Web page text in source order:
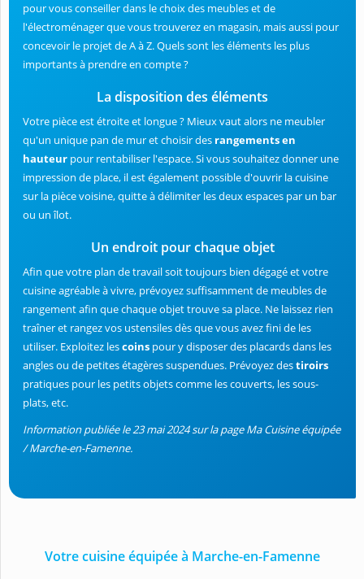
pour vous conseiller dans le choix des meubles et de
l'électroménager que vous trouverez en magasin, mais aussi pour
concevoir le projet de A à Z. Quels sont les éléments les plus
importants à prendre en compte ?
La disposition des éléments
Votre pièce est étroite et longue ? Mieux vaut alors ne meubler
qu'un unique pan de mur et choisir des rangements en
hauteur pour rentabiliser l'espace. Si vous souhaitez donner une
impression de place, il est également possible d'ouvrir la cuisine
sur la pièce voisine, quitte à délimiter les deux espaces par un bar
ou un îlot.
Un endroit pour chaque objet
Afin que votre plan de travail soit toujours bien dégagé et votre
cuisine agréable à vivre, prévoyez suffisamment de meubles de
rangement afin que chaque objet trouve sa place. Ne laissez rien
traîner et rangez vos ustensiles dès que vous avez fini de les
utiliser. Exploitez lescoins pour y disposer des placards dans les
angles ou de petites étagères suspendues. Prévoyez destiroirs
pratiques pour les petits objets comme les couverts, les sous-
plats, etc.
Information publiée le 23 mai 2024 sur la page Ma Cuisine équipée
/ Marche-en-Famenne.
Votre cuisine équipée à Marche-en-Famenne